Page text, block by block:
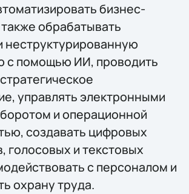
бизнес-
обрабатывать
неструктурированную
с помощью ИИ, проводить
управлять электронными
и операционной
создавать цифровых
голосовых и текстовых
с персоналом и
охрану труда.